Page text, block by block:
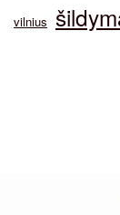
vilnius